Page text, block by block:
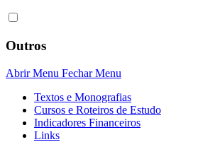
Outros
Abrir Menu Fechar Menu
Textos e Monografias
Cursos e Roteiros de Estudo
Indicadores Financeiros
Links